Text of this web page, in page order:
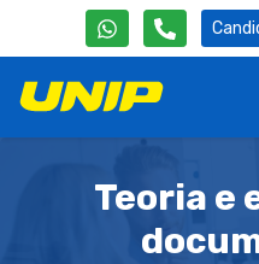
Teoria e